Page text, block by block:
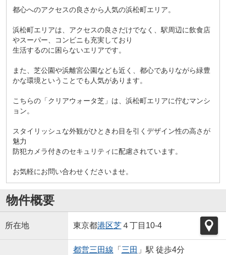
都心へのアクセスの良さから人気の浜松町エリア。
浜松町エリアは、アクセスの良さだけでなく、駅周辺に飲食店
やスーパー、コンビニも充実しており
生活するのに困らないエリアです。
また、芝公園や浜離宮公園なども近く、都心でありながら緑豊
かな環境ということでも人気があります。
こちらの「クリアウォータ芝」は、浜松町エリアに佇むマンシ
ョン。
スタイリッシュな外観がひときわ目を引くデザイン性の高さが
魅力
防犯カメラ付きのセキュリティに配慮されています。
お気軽にお問い合わせくださいませ。
物件概要
所在地 東京都港区芝４丁目10-4
都営三田線 「 三田 」駅 徒歩4分